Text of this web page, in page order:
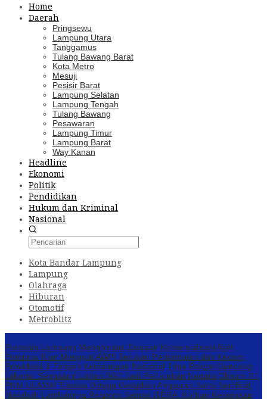
Home
Daerah
Pringsewu
Lampung Utara
Tanggamus
Tulang Bawang Barat
Kota Metro
Mesuji
Pesisir Barat
Lampung Selatan
Lampung Tengah
Tulang Bawang
Pesawaran
Lampung Timur
Lampung Barat
Way Kanan
Headline
Ekonomi
Politik
Pendidikan
Hukum dan Kriminal
Nasional
Kota Bandar Lampung
Lampung
Olahraga
Hiburan
Otomotif
Metroblitz
Perbakin Lampung Menghindar, Dugaan Komersialisasi Aset
Pemprov Kian MenguatAWPI Serukan Perdamaian dan Kecam
Provokasi di Tengah Ketegangan Nasional Triga Rakyat Guncang
Jakarta: Sengkarut Lahan SGC Jadi Pertaruhan Negara Oknum PT.
PNM ULAMM Tubaba Diduga Gelapkan Angsuran Serta Sertifikat
Nasabah Lambannya Respons Satgas ITERA, Korban Kekerasan